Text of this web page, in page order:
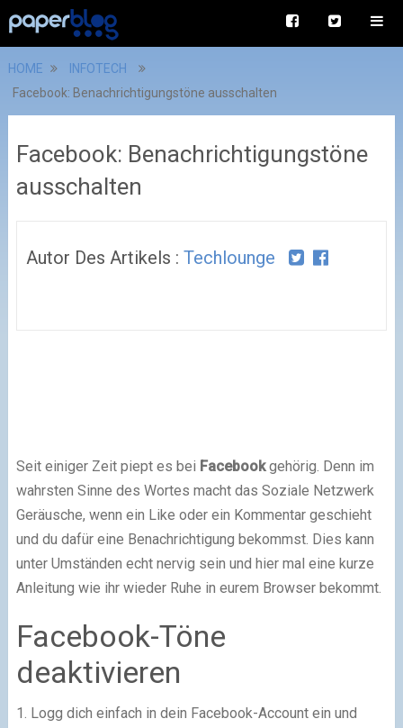
HOME
INFOTECH
Facebook: Benachrichtigungstöne ausschalten
Facebook: Benachrichtigungstöne
ausschalten
Autor Des Artikels : Techlounge
Seit einiger Zeit piept es bei Facebookgehörig. Denn im
wahrsten Sinne des Wortes macht das Soziale Netzwerk
Geräusche, wenn ein Like oder ein Kommentar geschieht
und du dafür eine Benachrichtigung bekommst. Dies kann
unter Umständen echt nervig sein und hier mal eine kurze
Anleitung wie ihr wieder Ruhe in eurem Browser bekommt.
Facebook-Töne
deaktivieren
1. Logg dich einfach in dein Facebook-Account ein und